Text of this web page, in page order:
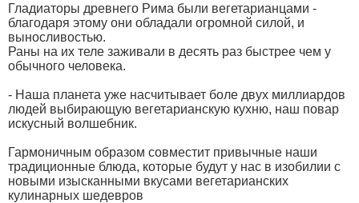
Гладиаторы древнего Рима были вегетарианцами -
благодаря этому они обладали огромной силой, и
выносливостью.
Раны на их теле заживали в десять раз быстрее чем у
обычного человека.
- Наша планета уже насчитывает боле двух миллиардов
людей выбирающую вегетарианскую кухню, наш повар
искусный волшебник.
Гармоничным образом совместит привычные наши
традиционные блюда, которые будут у нас в изобилии с
новыми изысканными вкусами вегетарианских
кулинарных шедевров